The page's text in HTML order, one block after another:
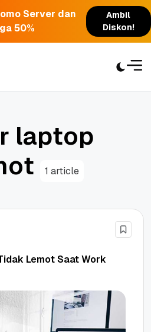
Server dan
50%
Ambil
Diskon!
r laptop
ot 1 article
Lemot Saat Work